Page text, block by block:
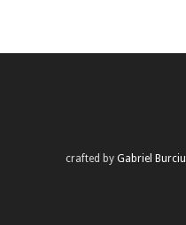
crafted by Gabriel Burciu